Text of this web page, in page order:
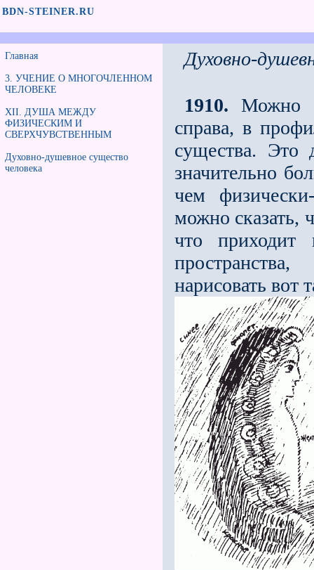
BDN-STEINER.RU
Главная
3. УЧЕНИЕ О МНОГОЧЛЕННОМ
ЧЕЛОВЕКЕ
XII. ДУША МЕЖДУ
ФИЗИЧЕСКИМ И
СВЕРХЧУВСТВЕННЫМ
Духовно-душевное существо
человека
Духовно-
1910. Можно
справа, в
существа. Это
значительно
чем
можно сказать,
что приходит
нарисовать вот